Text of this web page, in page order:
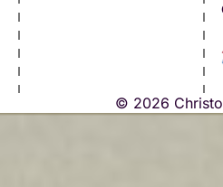
© 2026